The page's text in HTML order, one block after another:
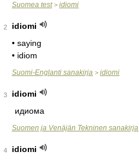
Suomea test> idiomi
2
idiomi
• saying
• idiom
Suomi-Englanti sanakirja > idiomi
3
idiomi
идиома
Suomen ja Venäjän Tekninen sanakirja
4
idiomi